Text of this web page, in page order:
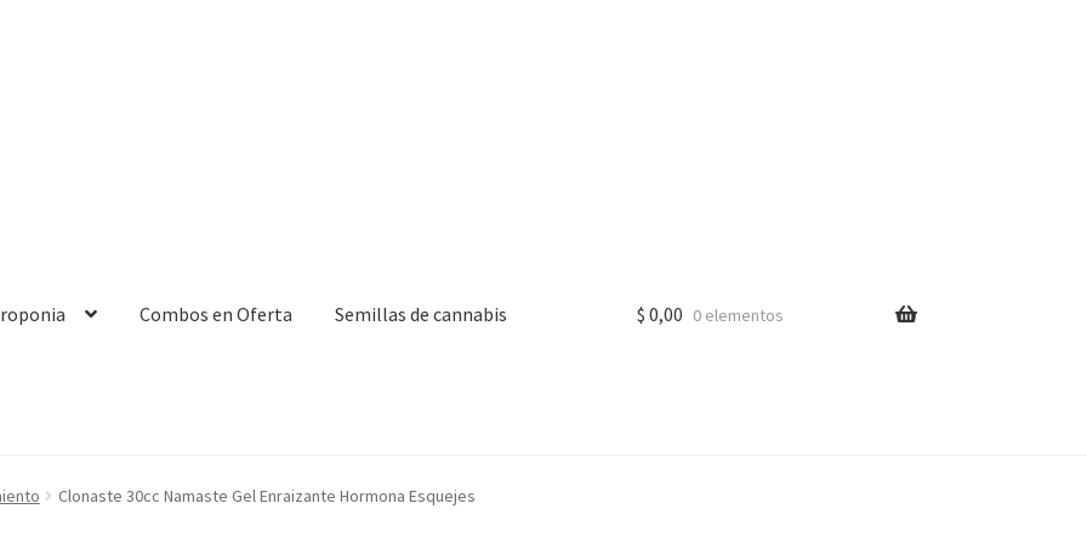
Combos en Oferta Semillas de cannabis $ 0,00 0 elementos
Clonaste 30cc Namaste Gel Enraizante Hormona Esquejes